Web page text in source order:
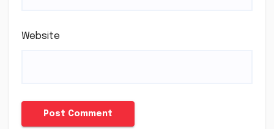
Website